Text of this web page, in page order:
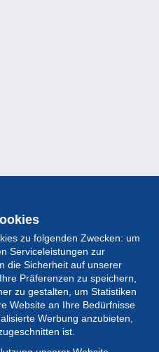
zu folgenden Zwecken: um
Serviceleistungen zur
die Sicherheit auf unserer
Präferenzen zu speichern,
zu gestalten, um Statistiken
Website an Ihre Bedürfnisse
Werbung anzubieten,
ist.